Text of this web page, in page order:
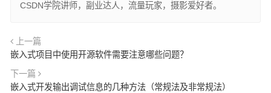
CSDN学院讲师，副业达人，流量玩家，摄影爱好者。
上一篇
嵌入式项目中使用开源软件需要注意哪些问题？
下一篇
嵌入式开发输出调试信息的几种方法（常规法及非常规法）